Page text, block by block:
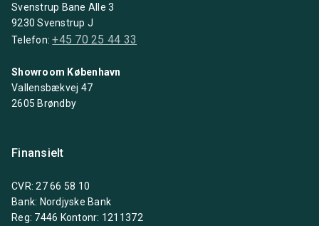
Svenstrup Bane Alle 3
9230 Svenstrup J
Telefon:+45 70 25 44 33
Showroom København
Vallensbækvej 47
2605 Brøndby
Finansielt
CVR: 27 66 58 10
Bank: Nordjyske Bank
Reg: 7446 Kontonr: 1211372